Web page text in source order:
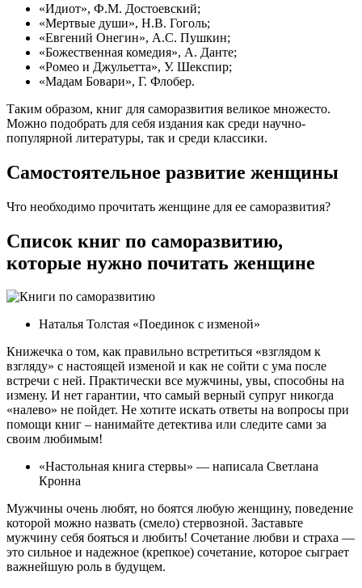
«Идиот», Ф.М. Достоевский;
«Мертвые души», Н.В. Гоголь;
«Евгений Онегин», А.С. Пушкин;
«Божественная комедия», А. Данте;
«Ромео и Джульетта», У. Шекспир;
«Мадам Бовари», Г. Флобер.
Таким образом, книг для саморазвития великое множесто.
Можно подобрать для себя издания как среди научно-
популярной литературы, так и среди классики.
Самостоятельное развитие женщины
Что необходимо прочитать женщине для ее саморазвития?
Список книг по саморазвитию,
которые нужно почитать женщине
Наталья Толстая «Поединок с изменой»
Книжечка о том, как правильно встретиться «взглядом к
взгляду» с настоящей изменой и как не сойти с ума после
встречи с ней. Практически все мужчины, увы, способны на
измену. И нет гарантии, что самый верный супруг никогда
«налево» не пойдет. Не хотите искать ответы на вопросы при
помощи книг – нанимайте детектива или следите сами за
своим любимым!
«Настольная книга стервы» — написала Светлана
Кронна
Мужчины очень любят, но боятся любую женщину, поведение
которой можно назвать (смело) стервозной. Заставьте
мужчину себя бояться и любить! Сочетание любви и страха —
это сильное и надежное (крепкое) сочетание, которое сыграет
важнейшую роль в будущем.